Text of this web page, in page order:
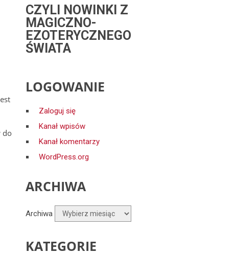
do
CZYLI NOWINKI Z
MAGICZNO-
EZOTERYCZNEGO
ŚWIATA
LOGOWANIE
Zaloguj się
Kanał wpisów
Kanał komentarzy
WordPress.org
ARCHIWA
Archiwa
KATEGORIE